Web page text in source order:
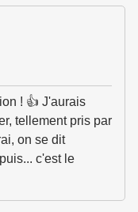
! 👍 J'aurais
tellement pris par
on se dit
c'est le